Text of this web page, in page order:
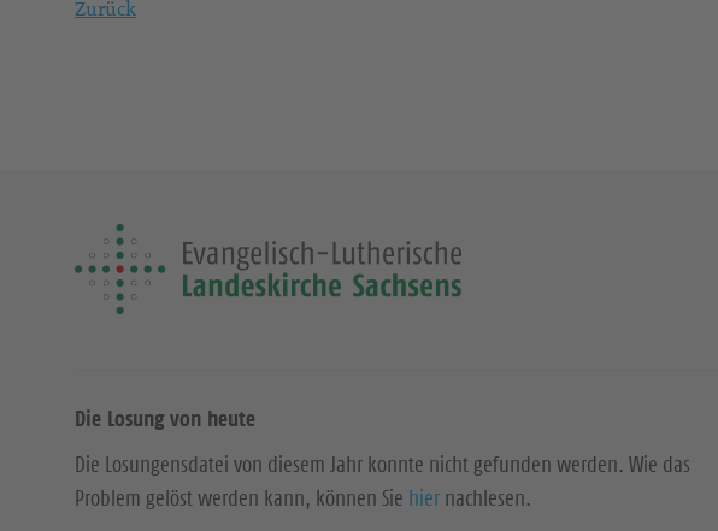
Zurück
Die Losung von heute
Die Losungensdatei von diesem Jahr konnte nicht gefunden werden. Wie das
Problem gelöst werden kann, können Sie hier nachlesen.